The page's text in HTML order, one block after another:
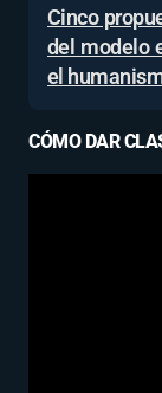
Cinco
del modelo
el
CÓMO DAR